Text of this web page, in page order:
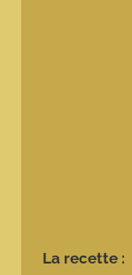
La recette :